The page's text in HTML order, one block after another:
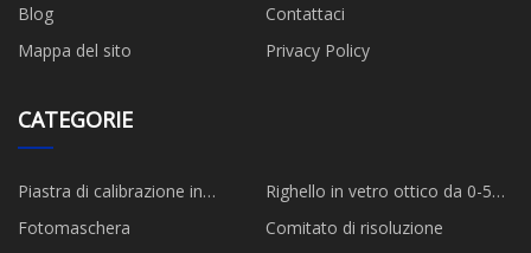
Blog
Contattaci
Mappa del sito
Privacy Policy
CATEGORIE
Piastra di calibrazione in
ceramica
Righello in vetro ottico da 0-50
mm
Fotomaschera
Comitato di risoluzione